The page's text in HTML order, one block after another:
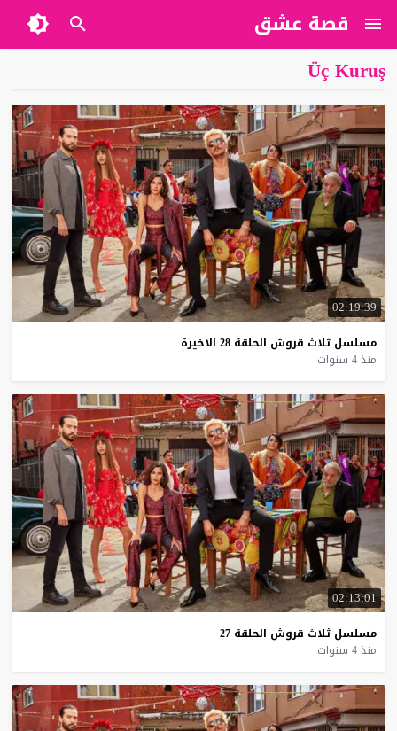
قصة عشق
Üç Kuruş
02:19:39
مسلسل ثلاث قروش الحلقة 28 الاخيرة
منذ 4 سنوات
02:13:01
مسلسل ثلاث قروش الحلقة 27
منذ 4 سنوات